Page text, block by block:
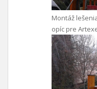
Montáž
opíc pre